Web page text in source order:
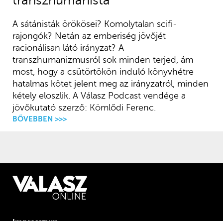
A sátánisták örökösei? Komolytalan scifi-
rajongók? Netán az emberiség jövőjét
racionálisan látó irányzat? A
transzhumanizmusról sok minden terjed, ám
most, hogy a csütörtökön induló könyvhétre
hatalmas kötet jelent meg az irányzatról, minden
kétely eloszlik. A Válasz Podcast vendége a
jövőkutató szerző: Kömlődi Ferenc.
BŐVEBBEN >>>